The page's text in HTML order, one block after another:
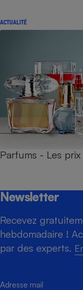
ACTUALITÉ
Parfums - Les prix
Newsletter
Recevez
hebdomadaire !
par des experts.
Adresse mail